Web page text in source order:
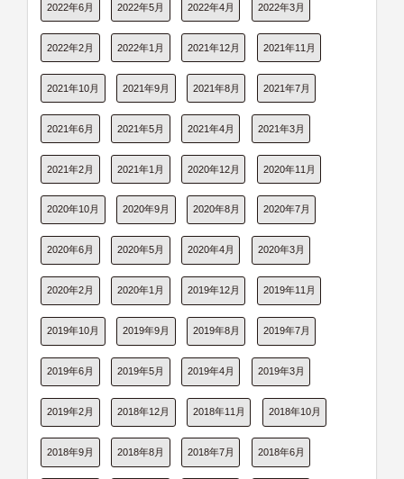
2022年6月 2022年5月 2022年4月 2022年3月
2022年2月 2022年1月 2021年12月 2021年11月
2021年10月 2021年9月 2021年8月 2021年7月
2021年6月 2021年5月 2021年4月 2021年3月
2021年2月 2021年1月 2020年12月 2020年11月
2020年10月 2020年9月 2020年8月 2020年7月
2020年6月 2020年5月 2020年4月 2020年3月
2020年2月 2020年1月 2019年12月 2019年11月
2019年10月 2019年9月 2019年8月 2019年7月
2019年6月 2019年5月 2019年4月 2019年3月
2019年2月 2018年12月 2018年11月 2018年10月
2018年9月 2018年8月 2018年7月 2018年6月